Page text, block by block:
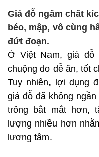
Giá đỗ ngâm chất
béo, mập, vô cùng
đứt đoạn.
Ở Việt Nam, giá
chuộng do dễ ăn, tốt
Tuy nhiên, lợi dụng
giá đỗ đã không
trông bắt mắt hơn,
lượng nhiều hơn
lương tâm.